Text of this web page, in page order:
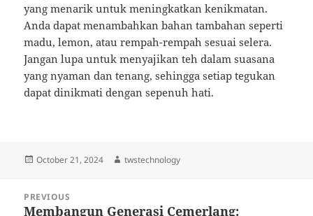
yang menarik untuk meningkatkan kenikmatan.
Anda dapat menambahkan bahan tambahan seperti
madu, lemon, atau rempah-rempah sesuai selera.
Jangan lupa untuk menyajikan teh dalam suasana
yang nyaman dan tenang, sehingga setiap tegukan
dapat dinikmati dengan sepenuh hati.
Posted
October 21, 2024 Author
twstechnology
navigation
PREVIOUS
Previous
Membangun Generasi Cemerlang: